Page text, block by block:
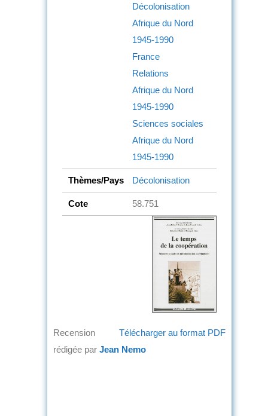
Décolonisation
Afrique du Nord
1945-1990
France
Relations
Afrique du Nord
1945-1990
Sciences sociales
Afrique du Nord
1945-1990
Thèmes/Pays Décolonisation
Cote 58.751
Télécharger au format PDF
Recension
rédigée par Jean Nemo